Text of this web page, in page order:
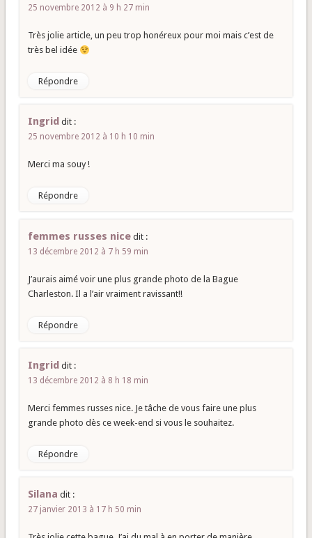
25 novembre 2012 à 9 h 27 min
Très jolie article, un peu trop honéreux pour moi mais c’est de
très bel idée
Répondre
Ingrid dit :
25 novembre 2012 à 10 h 10 min
Merci ma souy !
Répondre
femmes russes nice dit :
13 décembre 2012 à 7 h 59 min
J’aurais aimé voir une plus grande photo de la Bague
Charleston. Il a l’air vraiment ravissant!!
Répondre
Ingrid dit :
13 décembre 2012 à 8 h 18 min
Merci femmes russes nice. Je tâche de vous faire une plus
grande photo dès ce week-end si vous le souhaitez.
Répondre
Silana dit :
27 janvier 2013 à 17 h 50 min